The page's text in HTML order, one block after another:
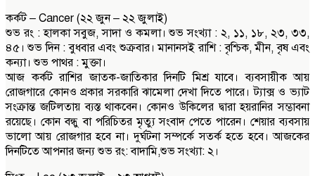
কর্কট – Cancer (২২ জুন – ২২ জুলাই)
শুভ রং : হালকা সবুজ, সাদা ও কমলা। শুভ সংখ্যা : ২, ১১, ১৮, ২৩, ৩৩,
৪৫। শুভ দিন : বুধবার এবং শুক্রবার। মানানসই রাশি : বৃশ্চিক, মীন, বৃষ এবং
কন্যা। শুভ পাথর : মুক্তা।
আজ কর্কট রাশির জাতক-জাতিকার দিনটি মিশ্র যাবে। ব্যবসায়ীক আয়
রোজগারে কোনও প্রকার সরকারি ঝামেলা দেখা দিতে পারে। ট্যাক্স ও ভ্যাট
সংক্রান্ত জটিলতায় ব্যস্ত থাকবেন। কোনও উকিলের দ্বারা হয়রানির সম্ভাবনা
রয়েছে। কোন বন্ধু বা পরিচিতর মৃত্যু সংবাদ পেতে পারেন। শেয়ার ব্যবসায়
ভালো আয় রোজগার হবে না। দুর্ঘটনা সম্পর্কে সতর্ক হতে হবে। আজকের
দিনটিতে আপনার জন্য শুভ রং: বাদামি,শুভ সংখ্যা: ২।